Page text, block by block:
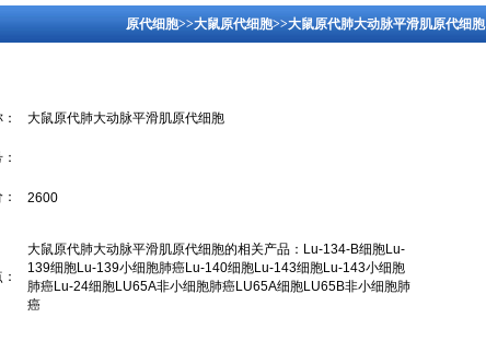
原代细胞>>大鼠原代细胞>>大鼠原代肺大动脉平滑肌原代细胞
大鼠原代肺大动脉平滑肌原代细胞
2600
大鼠原代肺大动脉平滑肌原代细胞的相关产品：Lu-134-B细胞Lu-
139细胞Lu-139小细胞肺癌Lu-140细胞Lu-143细胞Lu-143小细胞
肺癌Lu-24细胞LU65A非小细胞肺癌LU65A细胞LU65B非小细胞肺
癌